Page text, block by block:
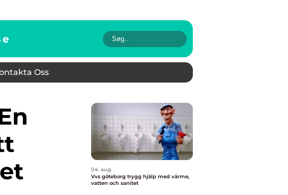
Oss
04. aug
Vvs göteborg trygg hjälp med värme,
vatten och sanitet